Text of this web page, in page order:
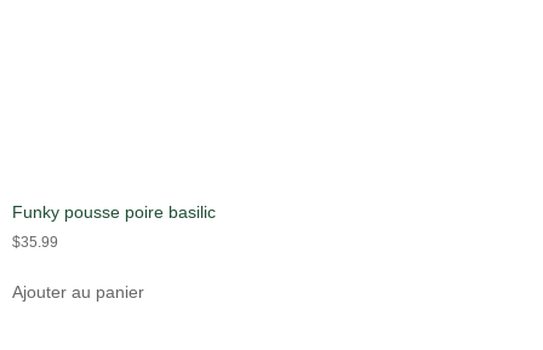
Funky pousse poire basilic
$35.99
Ajouter au panier